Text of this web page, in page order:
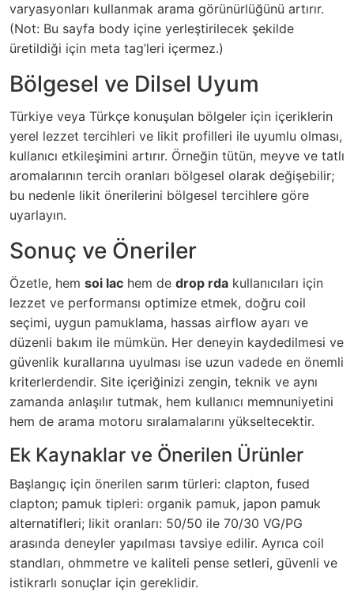
varyasyonları kullanmak arama görünürlüğünü artırır.
(Not: Bu sayfa body içine yerleştirilecek şekilde
üretildiği için meta tag’leri içermez.)
Bölgesel ve Dilsel Uyum
Türkiye veya Türkçe konuşulan bölgeler için içeriklerin
yerel lezzet tercihleri ve likit profilleri ile uyumlu olması,
kullanıcı etkileşimini artırır. Örneğin tütün, meyve ve tatlı
aromalarının tercih oranları bölgesel olarak değişebilir;
bu nedenle likit önerilerini bölgesel tercihlere göre
uyarlayın.
Sonuç ve Öneriler
Özetle, hem soi lac hem de drop rda kullanıcıları için
lezzet ve performansı optimize etmek, doğru coil
seçimi, uygun pamuklama, hassas airflow ayarı ve
düzenli bakım ile mümkün. Her deneyin kaydedilmesi ve
güvenlik kurallarına uyulması ise uzun vadede en önemli
kriterlerdendir. Site içeriğinizi zengin, teknik ve aynı
zamanda anlaşılır tutmak, hem kullanıcı memnuniyetini
hem de arama motoru sıralamalarını yükseltecektir.
Ek Kaynaklar ve Önerilen Ürünler
Başlangıç için önerilen sarım türleri: clapton, fused
clapton; pamuk tipleri: organik pamuk, japon pamuk
alternatifleri; likit oranları: 50/50 ile 70/30 VG/PG
arasında deneyler yapılması tavsiye edilir. Ayrıca coil
standları, ohmmetre ve kaliteli pense setleri, güvenli ve
istikrarlı sonuçlar için gereklidir.